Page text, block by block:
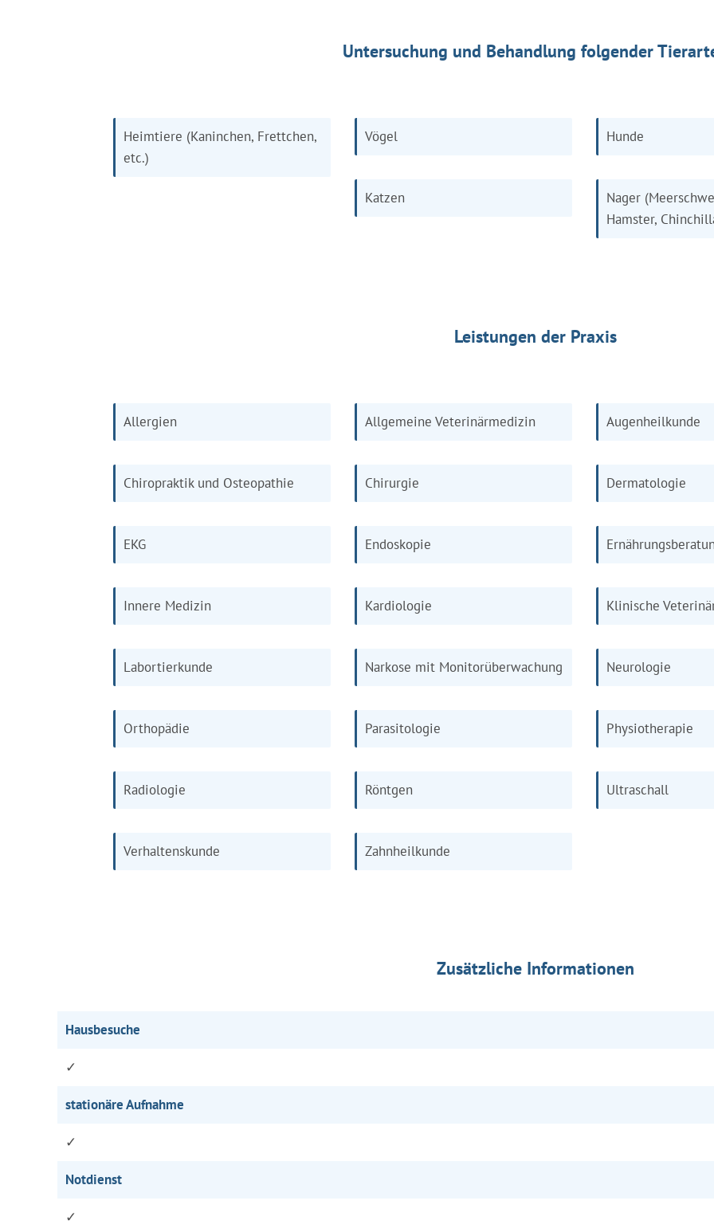
Untersuchung und Behandlung folgender
Heimtiere (Kaninchen, Frettchen,
etc.)
Vögel Hunde
Katzen
Nager
Hamster,
Leistungen der Praxis
Allergien Allgemeine Veterinärmedizin Augenheilkunde
Chiropraktik und Osteopathie Chirurgie Dermatologie
EKG Endoskopie
Innere Medizin Kardiologie Klinische
Labortierkunde Narkose mit Monitorüberwachung Neurologie
Orthopädie Parasitologie Physiotherapie
Radiologie Röntgen Ultraschall
Verhaltenskunde Zahnheilkunde
Zusätzliche Informationen
Hausbesuche
✓
stationäre Aufnahme
✓
Notdienst
✓